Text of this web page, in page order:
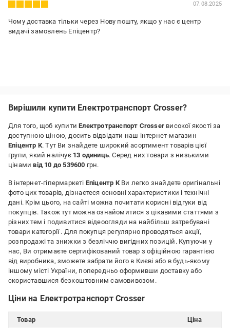
07.08.2025
Чому доставка тільки через Нову пошту, якщо у нас є центр
видачі замовлень Епіцентр?
Вирішили купити Електротранспорт Crosser?
Для того, щоб купитиЕлектротранспорт Crosser високої якості за
доступною ціною, досить відвідати наш інтернет-магазин
Епіцентр К. Тут Ви знайдете широкий асортимент товарів цієї
групи, який налічує 13 одиниць. Серед них товари з низькими
цінамивід 10 до 539600 грн.
В інтернет-гіпермаркеті Епіцентр КВи легко знайдете оригінальні
фото цих товарів, дізнаєтеся основні характеристики і технічні
дані. Крім цього, на сайті можна почитати корисні відгуки від
покупців. Також тут можна ознайомитися з цікавими статтями з
різних тем і подивитися відеоогляди на найбільш затребувані
товари категорії . Для покупця регулярно проводяться акції,
розпродажі та знижки з безліччю вигідних позицій. Купуючи у
нас, Ви отримаєте сертифікований товар з офіційною гарантією
від виробника, зможете забрати його в Києві або в будь-якому
іншому місті України, попередньо оформивши доставку або
скориставшися безкоштовним самовивозом.
Ціни на Електротранспорт Crosser
Товар
Ціна